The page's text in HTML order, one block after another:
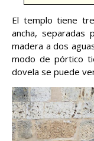
El templo tiene
ancha, separadas
madera a dos
modo de pórtico
dovela se puede